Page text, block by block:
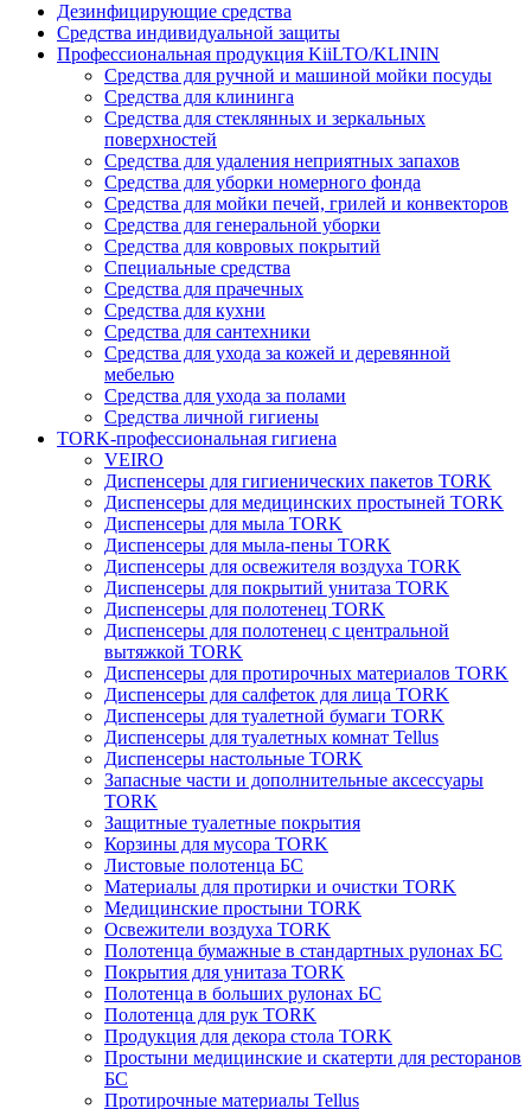
Дезинфицирующие средства
Средства индивидуальной защиты
Профессиональная продукция KiiLTO/KLININ
Средства для ручной и машиной мойки посуды
Средства для клининга
Средства для стеклянных и зеркальных
поверхностей
Средства для удаления неприятных запахов
Средства для уборки номерного фонда
Средства для мойки печей, грилей и конвекторов
Средства для генеральной уборки
Средства для ковровых покрытий
Специальные средства
Средства для прачечных
Средства для кухни
Средства для сантехники
Средства для ухода за кожей и деревянной
мебелью
Средства для ухода за полами
Средства личной гигиены
TORK-профессиональная гигиена
VEIRO
Диспенсеры для гигиенических пакетов TORK
Диспенсеры для медицинских простыней TORK
Диспенсеры для мыла TORK
Диспенсеры для мыла-пены TORK
Диспенсеры для освежителя воздуха TORK
Диспенсеры для покрытий унитаза TORK
Диспенсеры для полотенец TORK
Диспенсеры для полотенец с центральной
вытяжкой TORK
Диспенсеры для протирочных материалов TORK
Диспенсеры для салфеток для лица TORK
Диспенсеры для туалетной бумаги TORK
Диспенсеры для туалетных комнат Tellus
Диспенсеры настольные TORK
Запасные части и дополнительные аксессуары
TORK
Защитные туалетные покрытия
Корзины для мусора TORK
Листовые полотенца БС
Материалы для протирки и очистки TORK
Медицинские простыни TORK
Освежители воздуха TORK
Полотенца бумажные в стандартных рулонах БС
Покрытия для унитаза TORK
Полотенца в больших рулонах БС
Полотенца для рук TORK
Продукция для декора стола TORK
Простыни медицинские и скатерти для ресторанов
БС
Протирочные материалы Tellus